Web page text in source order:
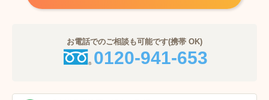
お電話でのご相談も可能です(携帯 OK)
0120-941-653